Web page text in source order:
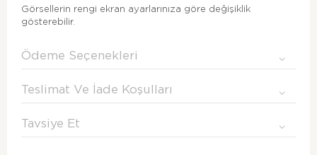
Görsellerin rengi ekran ayarlarınıza göre değişiklik
gösterebilir.
Ödeme Seçenekleri
Teslimat Ve İade Koşulları
Tavsiye Et